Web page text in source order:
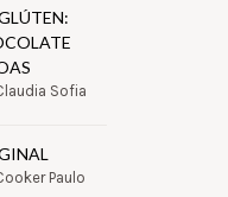
Sofia
Paulo